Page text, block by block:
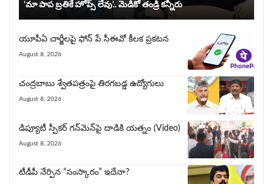
‘మా పాప బ్రతికే హోప్స్ లేవు’.. మెడికో తండ్రి కన్నీరు
యూపీఏ చార్జీల‌పై ఫోన్ పే సీఈవో కీల‌క ప్ర‌క‌ట‌న‌
August 8, 2026
చంద్రబాబు శ్వేతపత్రంపై తిర‌గ‌బ‌డ్డ ఉద్యోగులు
August 8, 2026
డిప్యూటీ స్పీకర్ గన్‌మెన్‌పై దాడికి య‌త్నం (Video)
August 8, 2026
టీడీపీ నేర్పిన‌ “సంస్కారం” ఇదేనా?